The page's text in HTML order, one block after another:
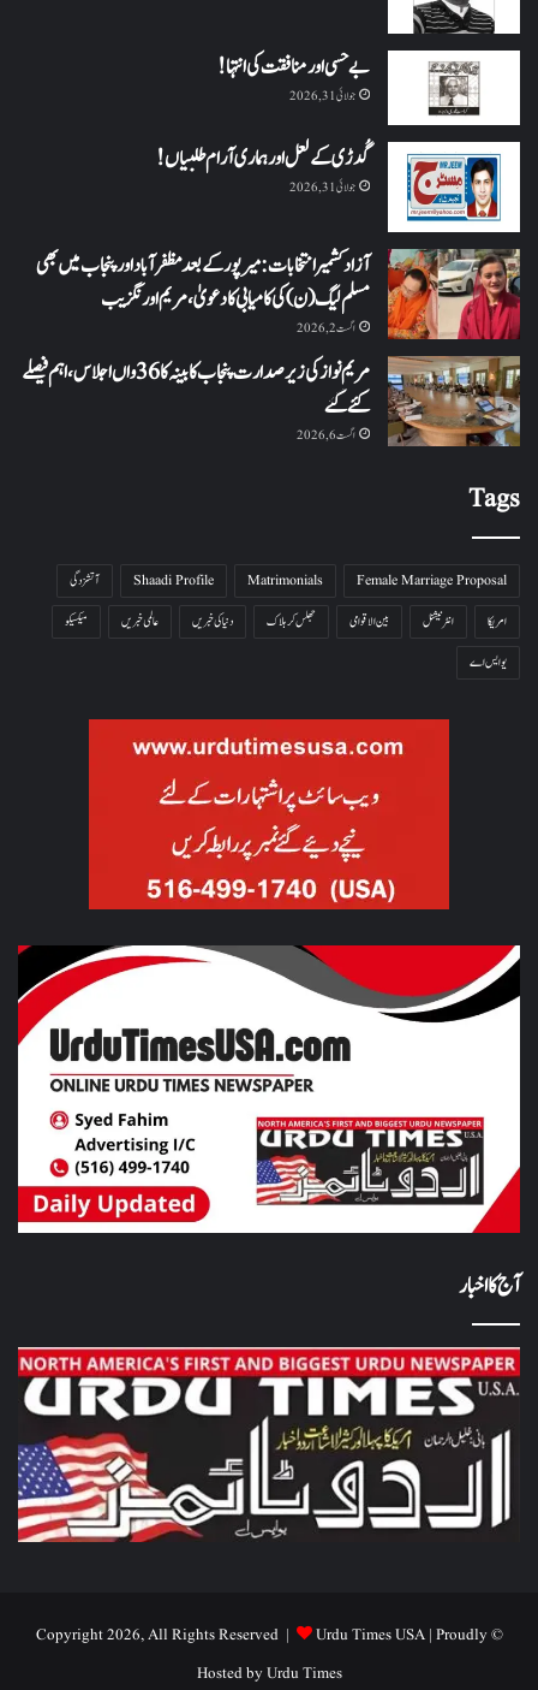
بے حسی اور منافقت کی انتہا !
جولائی 31, 2026
گُدڑی کے لعل اور ہماری آرام طلبیاں!
جولائی 31, 2026
آزاد کشمیر انتخابات: میرپور کے بعد مظفرآباد اور پنجاب میں بھی
مسلم لیگ (ن) کی کامیابی کا دعویٰ، مریم اورنگزیب
اگست 2, 2026
مریم نواز کی زیر صدارت پنجاب کابینہ کا 36واں اجلاس،اہم فیصلے
کئے گئے
اگست 6, 2026
Tags
Female Marriage Proposal
Matrimonials
Shaadi Profile
آتشزدگی
امریکا
انٹرنیشنل بین الاقوامی جھلس کر ہلاک دنیا کی خبریں عالمی خبریں
میکسیکو
یو ایس اے
آج کا اخبار
© Copyright 2026, All Rights Reserved |
Urdu Times USA| Proudly
Hosted byUrdu Times